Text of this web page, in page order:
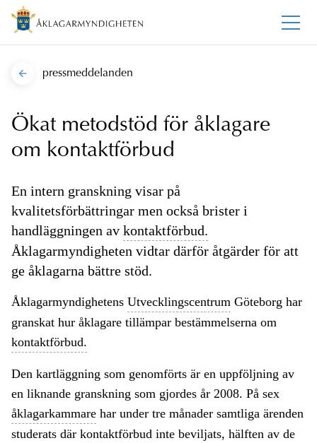
pressmeddelanden
Ökat metodstöd för åklagare
om kontaktförbud
En intern granskning visar på
kvalitetsförbättringar men också brister i
handläggningen av kontaktförbud.
Åklagarmyndigheten vidtar därför åtgärder för att
ge åklagarna bättre stöd.
Åklagarmyndighetens Utvecklingscentrum Göteborg har
granskat hur åklagare tillämpar bestämmelserna om
kontaktförbud.
Den kartläggning som genomförts är en uppföljning av
en liknande granskning som gjordes år 2008. På sex
åklagarkammare har under tre månader samtliga ärenden
studerats där kontaktförbud inte beviljats, hälften av de